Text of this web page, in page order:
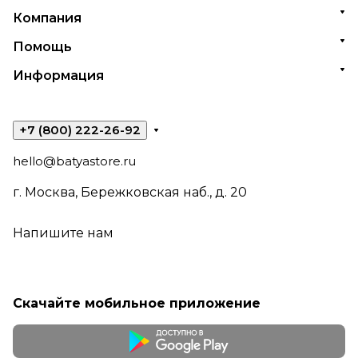
Компания
Помощь
Информация
+7 (800) 222-26-92
hello@batyastore.ru
г. Москва, Бережковская наб., д. 20
Напишите нам
Скачайте мобильное приложение